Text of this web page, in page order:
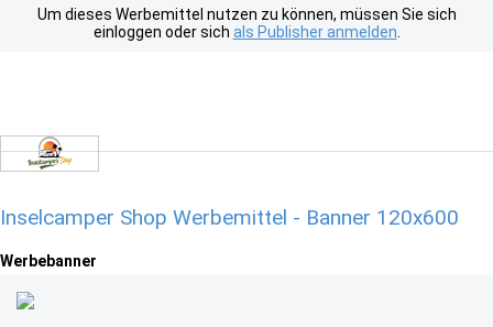
Um dieses Werbemittel nutzen zu können, müssen Sie sich
einloggen oder sich als Publisher anmelden
Inselcamper Shop Werbemittel - Banner 120x600
Werbebanner